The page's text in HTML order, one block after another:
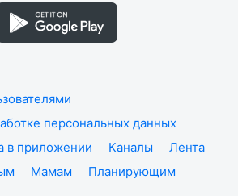
персональных данных
в приложении Каналы
Лента
Мамам
Планирующим